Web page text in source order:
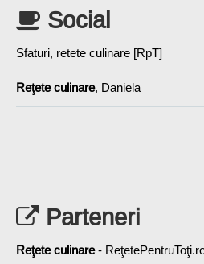
Social
Sfaturi, retete culinare [RpT]
Reţete culinare, Daniela
Parteneri
Reţete culinare-